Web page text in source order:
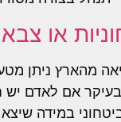
או
מהארץ ניתן
אם לאדם יש
במידה